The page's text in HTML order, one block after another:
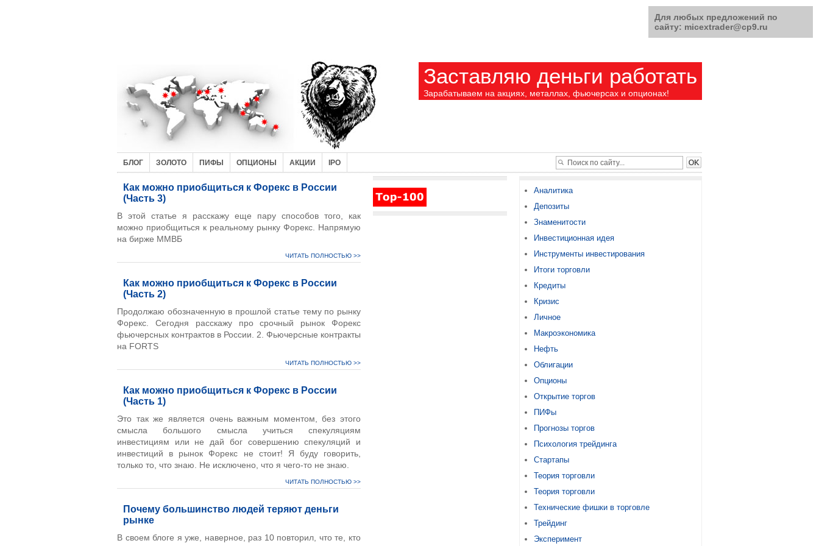
Заставляю деньги работать
Зарабатываем на акциях, металлах, фьючерсах и опционах!
БЛОГ ЗОЛОТО ПИФЫ ОПЦИОНЫ АКЦИИ IPO
Как можно приобщиться к Форекс в России
(Часть 3)
В этой статье я расскажу еще пару способов того, как
можно приобщиться к реальному рынку Форекс. Напрямую
на бирже ММВБ
ЧИТАТЬ ПОЛНОСТЬЮ >>
Как можно приобщиться к Форекс в России
(Часть 2)
Продолжаю обозначенную в прошлой статье тему по рынку
Форекс. Сегодня расскажу про срочный рынок Форекс
фьючерсных контрактов в России. 2. Фьючерсные контракты
на FORTS
ЧИТАТЬ ПОЛНОСТЬЮ >>
Как можно приобщиться к Форекс в России
(Часть 1)
Это так же является очень важным моментом, без этого
смысла большого смысла учиться спекуляциям
инвестициям или не дай бог совершению спекуляций и
инвестиций в рынок Форекс не стоит! Я буду говорить,
только то, что знаю. Не исключено, что я чего-то не знаю.
ЧИТАТЬ ПОЛНОСТЬЮ >>
Почему большинство людей теряют деньги
рынке
В своем блоге я уже, наверное, раз 10 повторил, что те, кто
Аналитика
Депозиты
Знаменитости
Инвестиционная идея
Инструменты инвестирования
Итоги торговли
Кредиты
Кризис
Личное
Макроэкономика
Нефть
Облигации
Опционы
Открытие торгов
ПИФы
Прогнозы торгов
Психология трейдинга
Стартапы
Теория торговли
Теория торговли
Технические фишки в торговле
Трейдинг
Эксперимент
Для любых предложений по
сайту: micextrader@cp9.ru